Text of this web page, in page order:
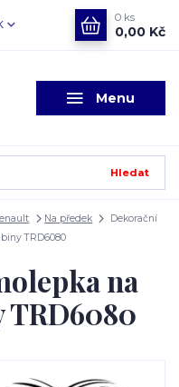
Menu
Hledat
0 ks
0,00 Kč
Na předek
Dekorační
TRD6080
na